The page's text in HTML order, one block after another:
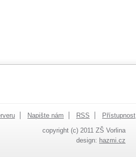
Napište nám RSS
Přístupnost
copyright (c) 2011 ZŠ Vorlina
design: hazmi.cz